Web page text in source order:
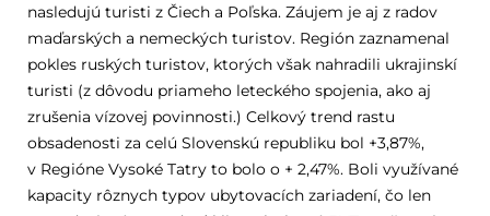
nasledujú turisti z Čiech a Poľska. Záujem je aj z radov
maďarských a nemeckých turistov. Región zaznamenal
pokles ruských turistov, ktorých však nahradili ukrajinskí
turisti (z dôvodu priameho leteckého spojenia, ako aj
zrušenia vízovej povinnosti.) Celkový trend rastu
obsadenosti za celú Slovenskú republiku bol +3,87%,
v Regióne Vysoké Tatry to bolo o + 2,47%. Boli využívané
kapacity rôznych typov ubytovacích zariadení, čo len